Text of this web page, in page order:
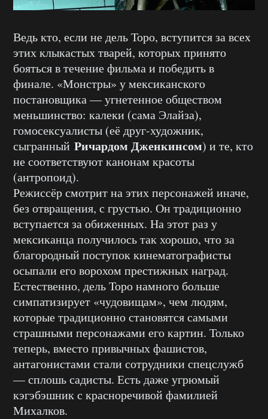
Ведь кто, если не дель Торо, вступится за всех
этих клыкастых тварей, которых принято
бояться в течение фильма и победить в
финале. «Монстры» у мексиканского
постановщика — угнетенное обществом
меньшинство: калеки (сама Элайза),
гомосексуалисты (её друг-художник,
сыгранный Ричардом Дженкинсом) и те, кто
не соответствуют канонам красоты
(антропоид).
Режиссёр смотрит на этих персонажей иначе,
без отвращения, с грустью. Он традиционно
вступается за обиженных. На этот раз у
мексиканца получилось так хорошо, что за
благородный поступок кинематографисты
осыпали его ворохом престижных наград.
Естественно, дель Торо намного больше
симпатизирует «чудовищам», чем людям,
которые традиционно становятся самыми
страшными персонажами его картин. Только
теперь, вместо привычных фашистов,
антагонистами стали сотрудники спецслужб
— сплошь садисты. Есть даже угрюмый
кэгэбэшник с красноречивой фамилией
Михалков.